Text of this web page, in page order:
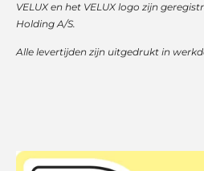
VELUX en het VELUX logo zijn
Holding A/S.
Alle levertijden zijn uitgedrukt in